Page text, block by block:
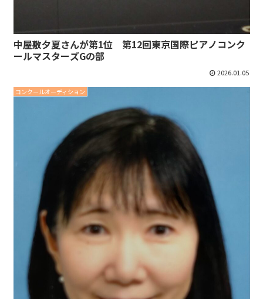
中屋敷夕夏さんが第1位 第12回東京国際ピアノコンク
ールマスターズGの部
2026.01.05
コンクールオーディション